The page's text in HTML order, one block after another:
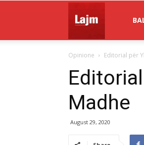
Lajm
Opinione Editorial për
Madhe
August 29, 2020